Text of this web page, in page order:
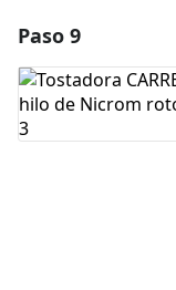
Agregar
Paso 9